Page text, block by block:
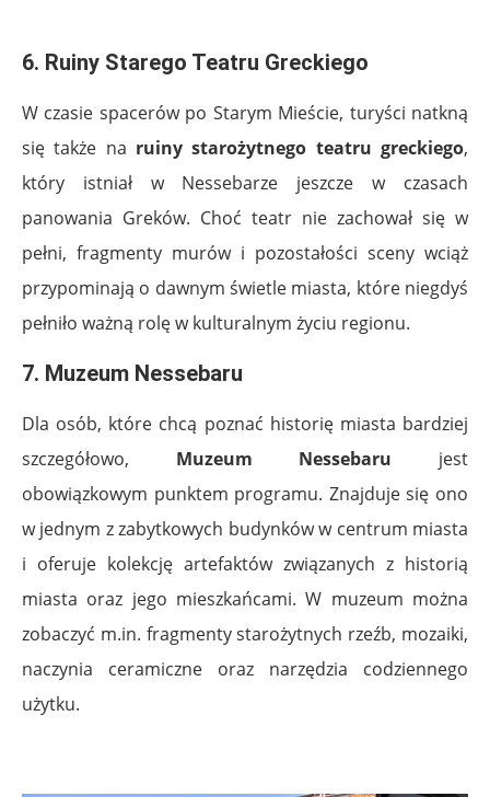
6. Ruiny Starego Teatru Greckiego
W czasie spacerów po Starym Mieście, turyści natkną
się także na ruiny starożytnego teatru greckiego,
który istniał w Nessebarze jeszcze w czasach
panowania Greków. Choć teatr nie zachował się w
pełni, fragmenty murów i pozostałości sceny wciąż
przypominają o dawnym świetle miasta, które niegdyś
pełniło ważną rolę w kulturalnym życiu regionu.
7. Muzeum Nessebaru
Dla osób, które chcą poznać historię miasta bardziej
szczegółowo, Muzeum Nessebaru jest
obowiązkowym punktem programu. Znajduje się ono
w jednym z zabytkowych budynków w centrum miasta
i oferuje kolekcję artefaktów związanych z historią
miasta oraz jego mieszkańcami. W muzeum można
zobaczyć m.in. fragmenty starożytnych rzeźb, mozaiki,
naczynia ceramiczne oraz narzędzia codziennego
użytku.